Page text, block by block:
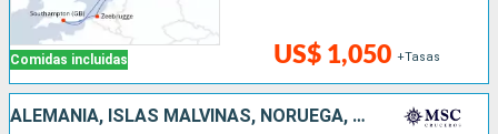
Comidas incluidas US$ 1,050 +Tasas
ALEMANIA, ISLAS MALVINAS, NORUEGA, DINAMARCA